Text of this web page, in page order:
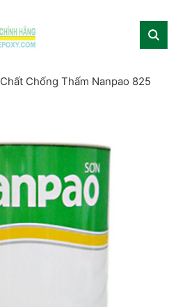
Chất Chống Thấm Nanpao 825